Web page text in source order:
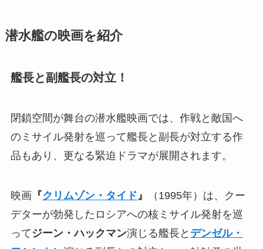
潜水艦の映画を紹介
艦長と副艦長の対立！
閉鎖空間が舞台の潜水艦映画では、作戦と敵国へ
のミサイル発射を巡って艦長と副長が対立する作
品もあり、更なる緊迫ドラマが展開されます。
映画『クリムゾン・タイド 』
（1995年）は、クー
デターが勃発したロシアへの核ミサイル発射を巡
って ジーン・ハックマン演じる艦長と デンゼル・